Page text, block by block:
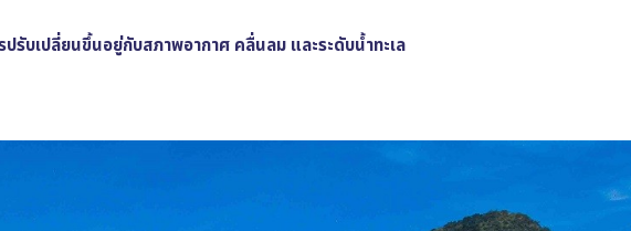
ปรับเปลี่ยนขึ้นอยู่กับสภาพอากาศ คลื่นลม และระดับน้ำทะเล